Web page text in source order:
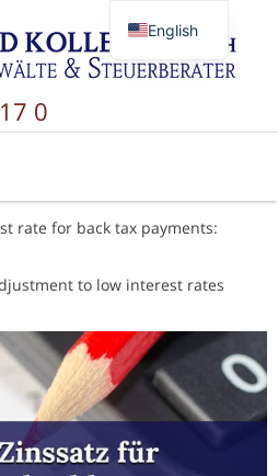
0
rate for back tax payments:
to low interest rates
English
Deutsch
简体中文